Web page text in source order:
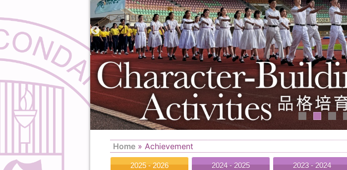
Home » Achievement
2025 - 2026 2024 - 2025 2023 - 2024